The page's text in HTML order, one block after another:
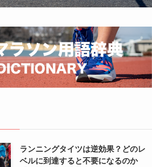
ランニングタイツは逆効果？どのレ
ベルに到達すると不要になるのか